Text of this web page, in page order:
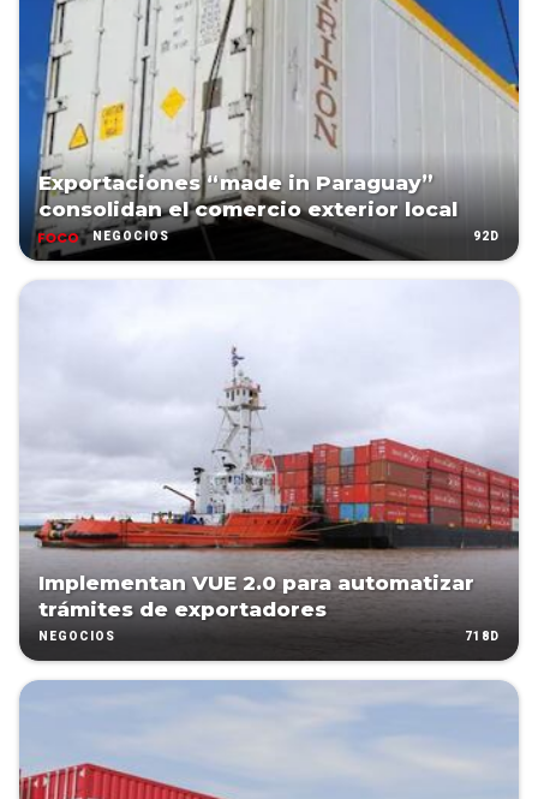
Exportaciones “made in Paraguay”
consolidan el comercio exterior local
NEGOCIOS 92D
Implementan VUE 2.0 para automatizar
trámites de exportadores
NEGOCIOS 718D